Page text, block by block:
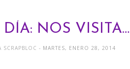
DÍA: NOS VISITA…
SCRAPBLOC - MARTES, ENERO 28, 2014